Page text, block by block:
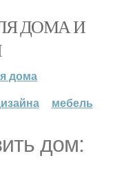
ДОМА И
дома
мебель
дом: